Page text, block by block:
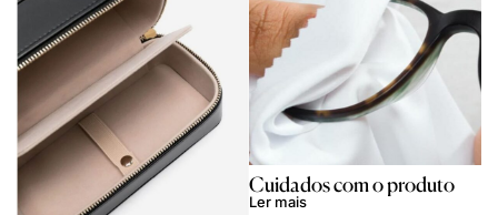
Cuidados com o produto
Ler mais